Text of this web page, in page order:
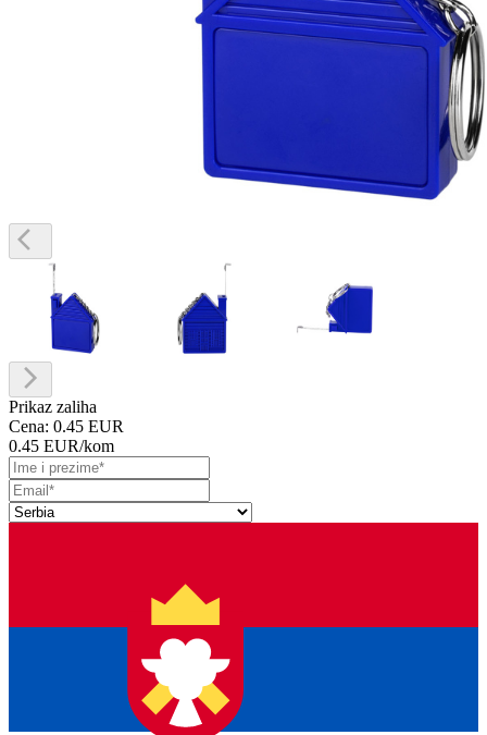
Prikaz zaliha
Cena: 0.45 EUR
0.45 EUR/kom